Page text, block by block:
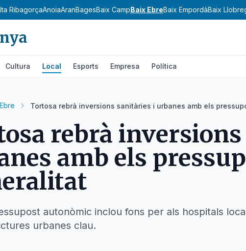
RibagorçaAnoiaAranBagesBaix CampBaix EbreBaix EmpordàBaix
Cultura Local Esports Empresa Política
Tortosa rebrà inversions sanitàries i urbanes amb els
rebrà
amb els
autonòmic inclou fons per als hospitals
urbanes clau.